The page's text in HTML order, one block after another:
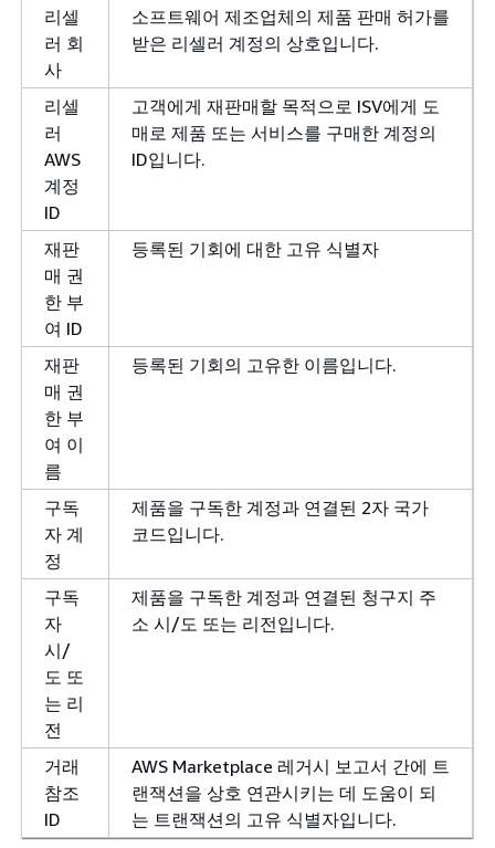
리셀
러 회
사
소프트웨어 제조업체의 제품 판매 허가를
받은 리셀러 계정의 상호입니다.
리셀
러
AWS
계정
ID
고객에게 재판매할 목적으로 ISV에게 도
매로 제품 또는 서비스를 구매한 계정의
ID입니다.
재판
매 권
한 부
여 ID
등록된 기회에 대한 고유 식별자
재판
매 권
한 부
여 이
름
등록된 기회의 고유한 이름입니다.
구독
자 계
정
제품을 구독한 계정과 연결된 2자 국가
코드입니다.
구독
자
시/
도 또
는 리
전
제품을 구독한 계정과 연결된 청구지 주
소 시/도 또는 리전입니다.
거래
참조
ID
AWS Marketplace 레거시 보고서 간에 트
랜잭션을 상호 연관시키는 데 도움이 되
는 트랜잭션의 고유 식별자입니다.